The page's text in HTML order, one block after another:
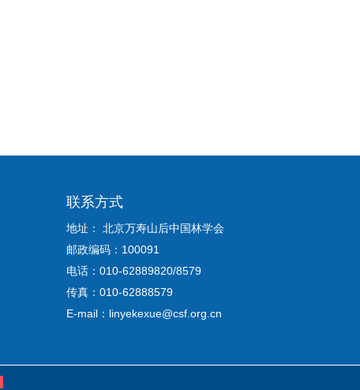
联系方式
地址： 北京万寿山后中国林学会
邮政编码：100091
电话：010-62889820/8579
传真：010-62888579
E-mail：linyekexue@csf.org.cn